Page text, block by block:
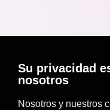
Su privacidad
nosotros
Nosotros y nuestros